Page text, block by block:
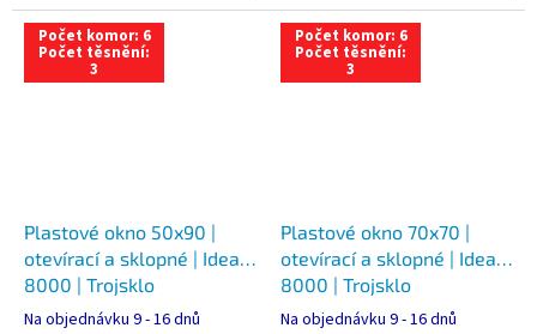
Počet komor: 6
Počet těsnění:
3
Plastové okno 50x90 |
otevírací a sklopné | Ideal
8000 | Trojsklo
Na objednávku 9 - 16 dnů
Počet komor: 6
Počet těsnění:
3
Plastové okno 70x70 |
otevírací a sklopné | Ideal
8000 | Trojsklo
Na objednávku 9 - 16 dnů